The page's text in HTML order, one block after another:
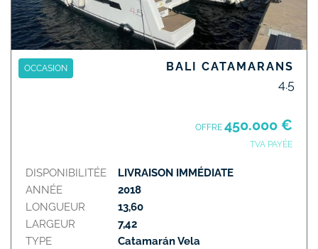
OCCASION BALI CATAMARANS
4.5
OFFRE 450.000 €
TVA PAYÉE
DISPONIBILITÉE
ANNÉE
LONGUEUR
LARGEUR
TYPE
LIVRAISON IMMÉDIATE
2018
13,60
7,42
Catamarán Vela